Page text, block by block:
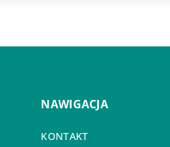
NAWIGACJA
KONTAKT